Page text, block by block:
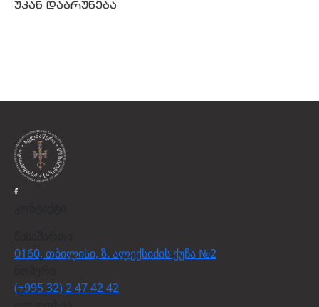
უკან დაბრუნება
0160, თბილისი, ზ. ალექსიძის ქუჩა №2
(+995 32) 2 47 42 42